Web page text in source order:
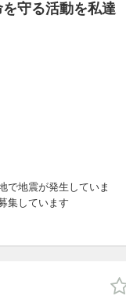
守る活動を私達
で地震が発生していま
集しています